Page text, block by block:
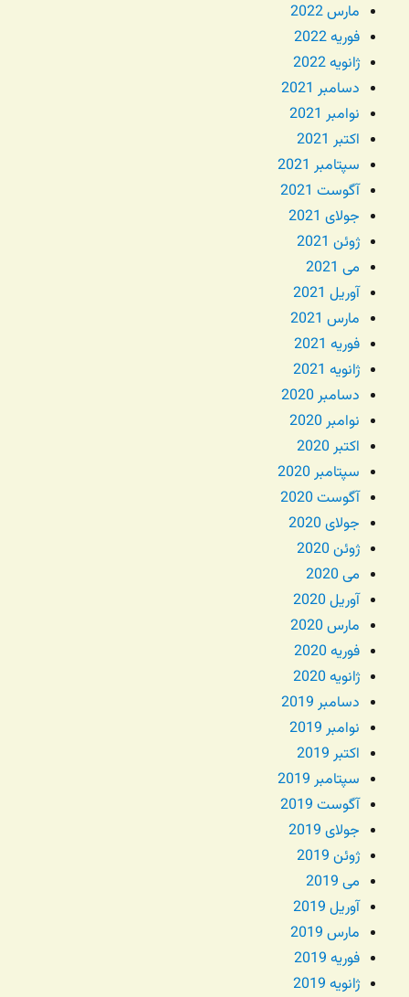
مارس 2022
فوریه 2022
ژانویه 2022
دسامبر 2021
نوامبر 2021
اکتبر 2021
سپتامبر 2021
آگوست 2021
جولای 2021
ژوئن 2021
می 2021
آوریل 2021
مارس 2021
فوریه 2021
ژانویه 2021
دسامبر 2020
نوامبر 2020
اکتبر 2020
سپتامبر 2020
آگوست 2020
جولای 2020
ژوئن 2020
می 2020
آوریل 2020
مارس 2020
فوریه 2020
ژانویه 2020
دسامبر 2019
نوامبر 2019
اکتبر 2019
سپتامبر 2019
آگوست 2019
جولای 2019
ژوئن 2019
می 2019
آوریل 2019
مارس 2019
فوریه 2019
ژانویه 2019